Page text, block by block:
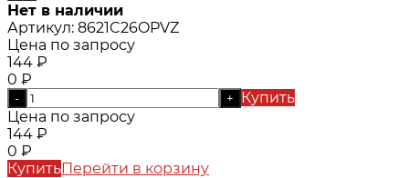
Нет в наличии
Артикул: 8621C26OPVZ
Цена по запросу
144 ₽
0 ₽
- +
Купить
Цена по запросу
144 ₽
0 ₽
КупитьПерейти в корзину